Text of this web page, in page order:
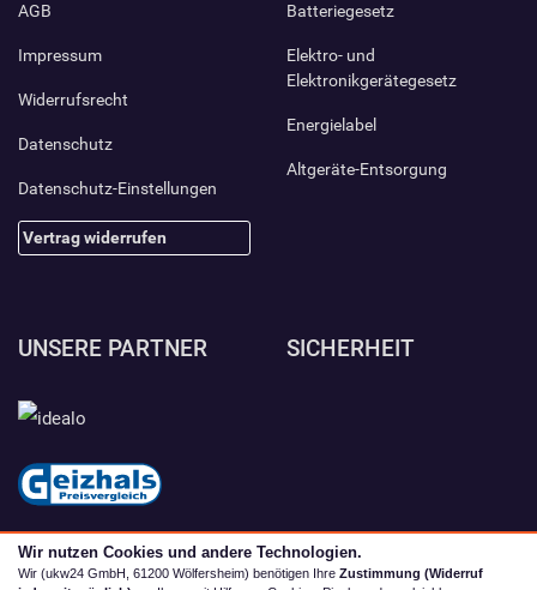
AGB
Impressum
Widerrufsrecht
Datenschutz
Datenschutz-Einstellungen
Vertrag widerrufen
Batteriegesetz
Elektro- und
Elektronikgerätegesetz
Energielabel
Altgeräte-Entsorgung
UNSERE PARTNER SICHERHEIT
Wir nutzen Cookies und andere Technologien.
Wir (ukw24 GmbH, 61200 Wölfersheim) benötigen Ihre Zustimmung (Widerruf